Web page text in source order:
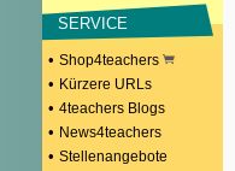
SERVICE
• Shop4teachers
• Kürzere URLs
• 4teachers Blogs
• News4teachers
• Stellenangebote